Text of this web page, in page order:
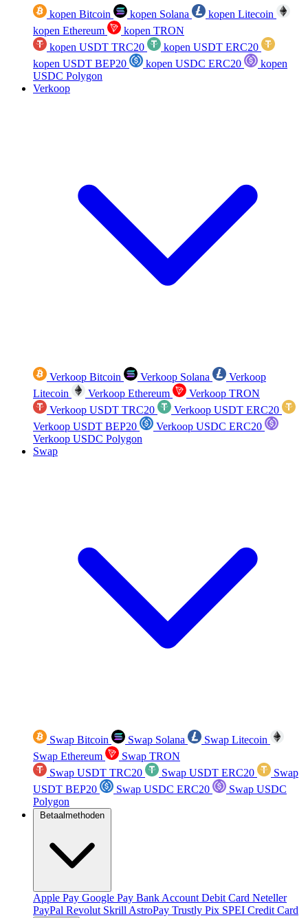
kopen Bitcoin kopen Solana
kopen Litecoin
kopen Ethereum
kopen TRON
kopen USDT TRC20
kopen USDT ERC20
kopen USDT BEP20
kopen USDC ERC20
kopen
USDC Polygon
Verkoop
Verkoop Bitcoin Verkoop Solana
Verkoop
Litecoin
Verkoop Ethereum
Verkoop TRON
Verkoop USDT TRC20
Verkoop USDT ERC20
Verkoop USDT BEP20
Verkoop USDC ERC20
Verkoop USDC Polygon
Swap
Swap Bitcoin Swap Solana
Swap Litecoin
Swap Ethereum
Swap TRON
Swap USDT TRC20
Swap USDT ERC20
Swap
USDT BEP20
Swap USDC ERC20
Swap USDC
Polygon
Betaalmethoden
Apple Pay Google Pay Bank Account Debit Card Neteller
PayPal Revolut Skrill AstroPay Trustly Pix SPEI Credit Card